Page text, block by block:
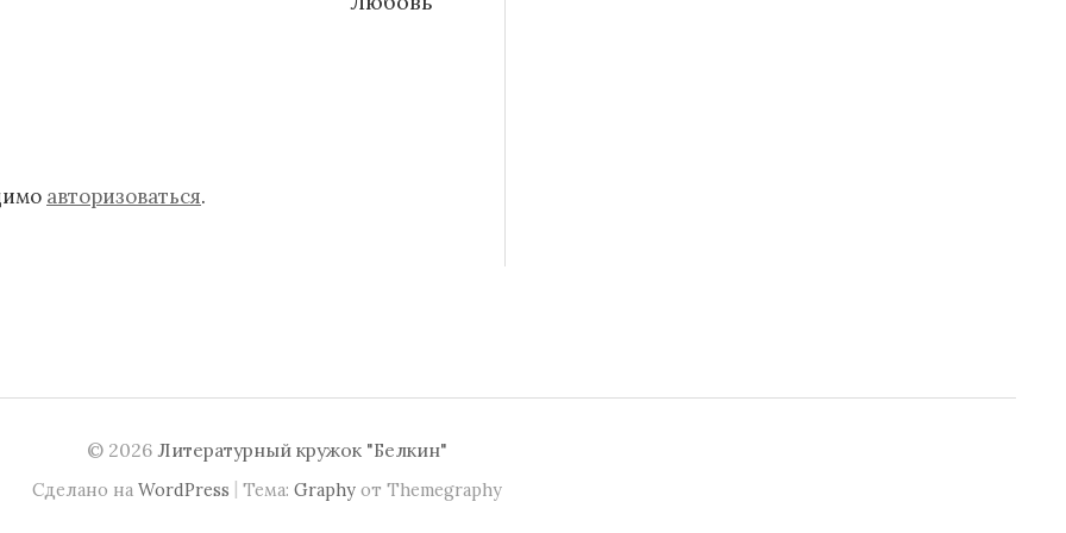
авторизоваться.
© 2026 Литературный кружок "Белкин"
Сделано на WordPress | Тема: Graphyот Themegraphy